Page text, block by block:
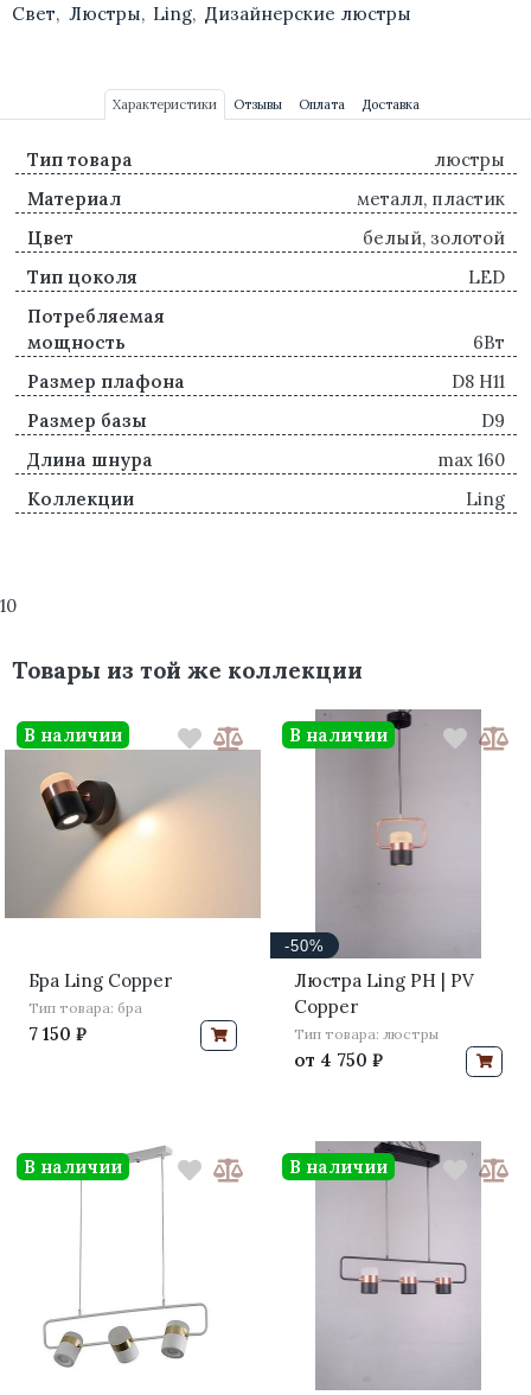
Свет, Люстры, Ling, Дизайнерские люстры
Характеристики Отзывы Оплата Доставка
Тип товара
люстры
Материал
металл, пластик
Цвет
белый, золотой
Тип цоколя
LED
Потребляемая
мощность
6Вт
Размер плафона
D8 H11
Размер базы
D9
Длина шнура
max 160
Коллекции
Ling
10
Товары из той же коллекции
Бра Ling Copper
Тип товара: бра
7 150 ₽
В наличии
-50%
Люстра Ling PH | PV
Copper
Тип товара: люстры
от 4 750 ₽
В наличии
В наличии В наличии